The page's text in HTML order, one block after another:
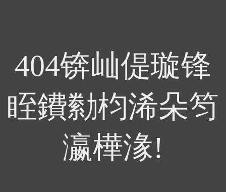
404锛屾偍璇锋
眰鐨勬枃浠朵笉
瀛樺湪!